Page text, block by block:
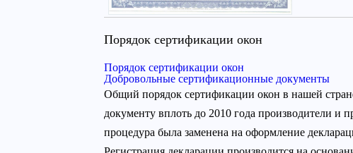
Порядок сертификации окон
Порядок сертификации окон
Добровольные сертификационные документы
Общий порядок сертификации окон в нашей
документу вплоть до 2010 года производители и
процедура была заменена на оформление